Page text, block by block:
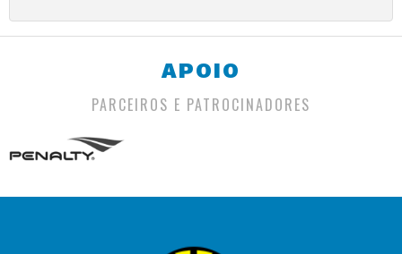
APOIO
PARCEIROS E PATROCINADORES